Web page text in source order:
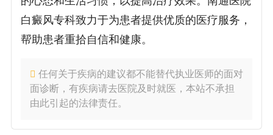
白癜风专科致力于为患者提供优质的医疗服务，
帮助患者重拾自信和健康。
任何关于疾病的建议都不能替代执业医师的面对
面诊断，有疾病请去医院及时就医，本站不承担
由此引起的法律责任。